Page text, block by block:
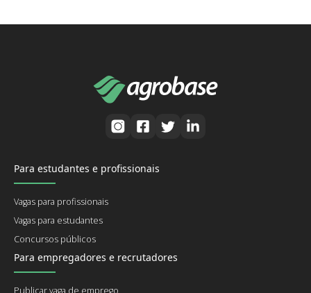
Para estudantes e profissionais
Vagas para profissionais
Vagas para estudantes
Concursos públicos
Para empregadores e recrutadores
Publicar vaga de emprego